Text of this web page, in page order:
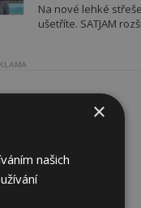
Na nové lehké
ušetříte. SATJAM
×
našich